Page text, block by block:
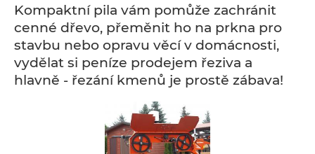
Kompaktní pila vám pomůže zachránit
cenné dřevo, přeměnit ho na prkna pro
stavbu nebo opravu věcí v domácnosti,
vydělat si peníze prodejem řeziva a
hlavně - řezání kmenů je prostě zábava!